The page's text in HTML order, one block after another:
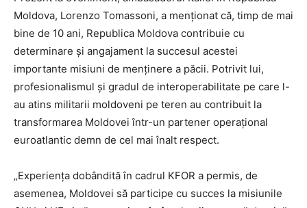
Moldova, Lorenzo Tomassoni, a menționat că, timp de mai
bine de 10 ani, Republica Moldova contribuie cu
determinare și angajament la succesul acestei
importante misiuni de menținere a păcii. Potrivit lui,
profesionalismul și gradul de interoperabilitate pe care l-
au atins militarii moldoveni pe teren au contribuit la
transformarea Moldovei într-un partener operațional
euroatlantic demn de cel mai înalt respect.
„Experiența dobândită în cadrul KFOR a permis, de
asemenea, Moldovei să participe cu succes la misiunile